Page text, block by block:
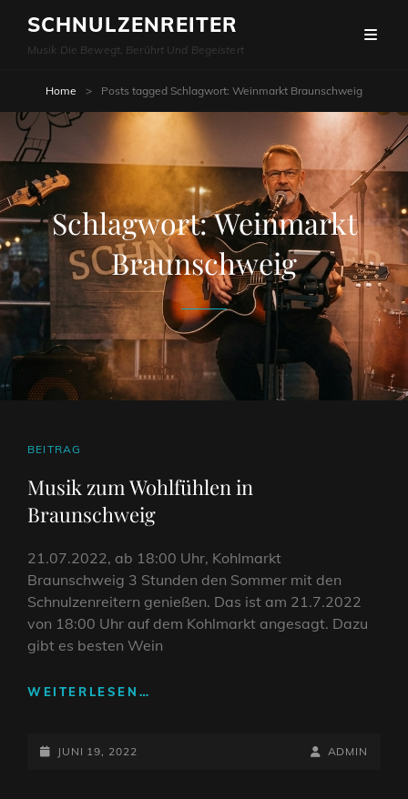
SCHNULZENREITER
Musik Die Bewegt, Berührt Und Begeistert
Home > Posts tagged Schlagwort: Weinmarkt Braunschweig
Schlagwort:Weinmarkt
Braunschweig
CAT
BEITRAG
Musik zum Wohlfühlen in
Braunschweig
21.07.2022, ab 18:00 Uhr, Kohlmarkt
Braunschweig 3 Stunden den Sommer mit den
Schnulzenreitern genießen. Das ist am 21.7.2022
von 18:00 Uhr auf dem Kohlmarkt angesagt. Dazu
gibt es besten Wein
WEITERLESEN…
POSTED-
JUNI 19, 2022
BY
BYLINE
ADMIN